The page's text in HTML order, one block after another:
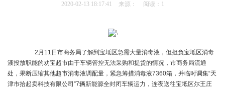
2020-02-13 18:17:41 来源： 阅读：1
2月11日市商务局了解到宝坻区急需大量消毒液，但担负宝坻区消毒
液投放职能的劝宝超市由于车辆管控无法采购和提货的情况，市商务局流通
处，果断压缩其他超市消毒液调配量，紧急筹措消毒液7360箱，并临时调集“天
津市拾起卖科技有限公司”7辆新能源全封闭车辆运力，连夜送往宝坻区尔王庄